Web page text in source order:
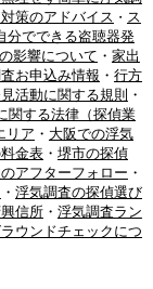
策のアドバイス ・ ス
分でできる盗聴器発
影響について ・ 家出
お申込み情報 ・ 行方
活動に関する規則 ・
関する法律（探偵業
リア ・ 大阪での浮気
金表・ 堺市の探偵
アフターフォロー ・
・ 浮気調査の探偵選び
信所・ 浮気調査ラン
ウンドチェックにつ